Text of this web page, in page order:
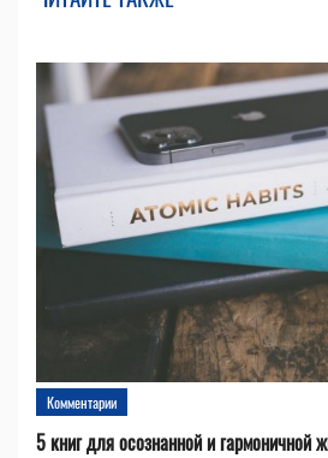
Комментарии
5 книг для осознанной и гармоничной